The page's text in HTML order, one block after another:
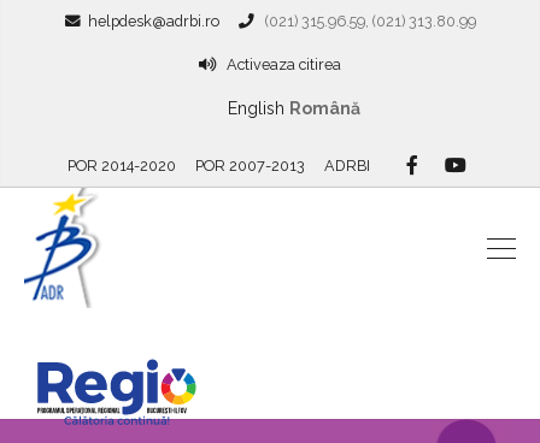
helpdesk@adrbi.ro (021) 315.96.59, (021) 313.80.99
Activeaza citirea
English Română
POR 2014-2020 POR 2007-2013 ADRBI